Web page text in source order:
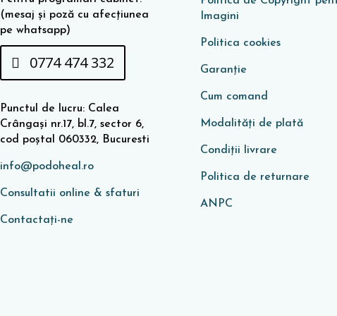
(mesaj și poză cu afecțiunea
pe whatsapp)
0774 474 332
Punctul de lucru: Calea
Crângași nr.17, bl.7, sector 6,
cod poștal 060332, Bucuresti
info@podoheal.ro
Consultatii online & sfaturi
Contactați-ne
Imagini
Politica cookies
Garanţie
Cum comand
Modalități de plată
Condiţii livrare
Politica de returnare
ANPC